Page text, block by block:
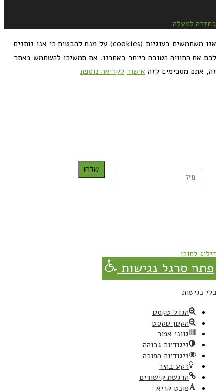
בחזרה למעלה
אנו משתמשים בעוגיות (cookies) על מנת להבטיח כי אנו נותנים
לכם את החוויה הטובה ביותר באתרנו. אם תמשיכו להשתמש באתר
זה, אתם מסכימים לזה אישור לקריאה נוספת
שלח!
דילוג לתוכן
פתח סרגל נגישות
כלי נגישות
הגדל טקסט
הקטן טקסט
גווני אפור
ניגודיות גבוהה
ניגודיות הפוכה
רקע בהיר
הדגשת קישורים
פונט קריא